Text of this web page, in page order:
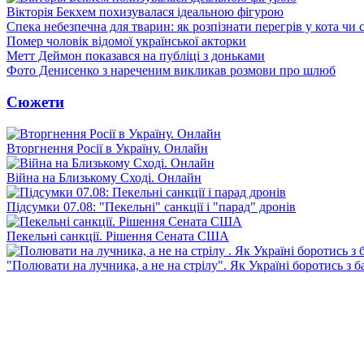
Вікторія Бекхем похизувалася ідеальною фігурою
Спека небезпечна для тварин: як розпізнати перегрів у кота чи
Помер чоловік відомої української акторки
Метт Деймон показався на публіці з доньками
Фото Денисенко з нареченим викликав розмови про шлюб
Сюжети
Вторгнення Росії в Україну. Онлайн
Війна на Близькому Сході. Онлайн
Підсумки 07.08: "Пекельні" санкції і "парад" дронів
Пекельні санкції. Рішення Сената США
"Полювати на лучника, а не на стрілу". Як Україні боротись з